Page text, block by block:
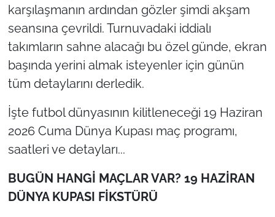
karşılaşmanın ardından gözler şimdi akşam
seansına çevrildi. Turnuvadaki iddialı
takımların sahne alacağı bu özel günde, ekran
başında yerini almak isteyenler için günün
tüm detaylarını derledik.
İşte futbol dünyasının kilitleneceği 19 Haziran
2026 Cuma Dünya Kupası maç programı,
saatleri ve detayları...
BUGÜN HANGİ MAÇLAR VAR? 19 HAZİRAN
DÜNYA KUPASI FİKSTÜRÜ